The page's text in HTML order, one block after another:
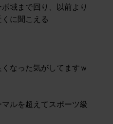
域まで回り、以前より
に聞こえる
なった気がしてますｗ
ルを超えてスポーツ級